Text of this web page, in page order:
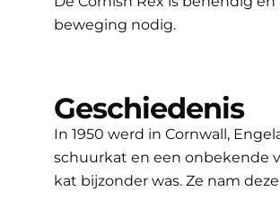
beweging nodig.
Geschiedenis
In 1950 werd in Cornwall,
schuurkat en een onbekende
kat bijzonder was. Ze nam